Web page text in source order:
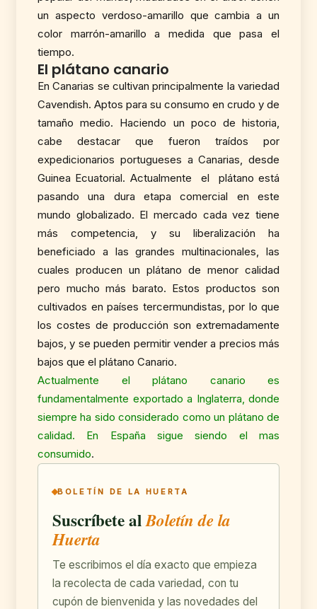
un aspecto verdoso-amarillo que cambia a un
color marrón-amarillo a medida que pasa el
tiempo.
El plátano canario
En Canarias se cultivan principalmente la variedad
Cavendish. Aptos para su consumo en crudo y de
tamaño medio. Haciendo un poco de historia,
cabe destacar que fueron traídos por
expedicionarios portugueses a Canarias, desde
Guinea Ecuatorial. Actualmente el plátano está
pasando una dura etapa comercial en este
mundo globalizado. El mercado cada vez tiene
más competencia, y su liberalización ha
beneficiado a las grandes multinacionales, las
cuales producen un plátano de menor calidad
pero mucho más barato. Estos productos son
cultivados en países tercermundistas, por lo que
los costes de producción son extremadamente
bajos, y se pueden permitir vender a precios más
bajos que el plátano Canario.
Actualmente el plátano canario es
fundamentalmente exportado a Inglaterra, donde
siempre ha sido considerado como un plátano de
calidad. En España sigue siendo el mas
consumido.
BOLETÍN DE LA HUERTA
Suscríbete alBoletín de la
Huerta
Te escribimos el día exacto que empieza
la recolecta de cada variedad, con tu
cupón de bienvenida y las novedades del